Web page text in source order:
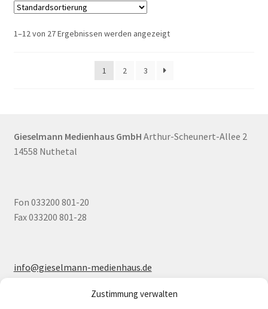
Zustimmung verwalten
1–12 von 27 Ergebnissen werden angezeigt
1 2 3
Gieselmann Medienhaus GmbH Arthur-Scheunert-Allee 2
14558 Nuthetal
Fon 033200 801-20
Fax 033200 801-28
info@gieselmann-medienhaus.de